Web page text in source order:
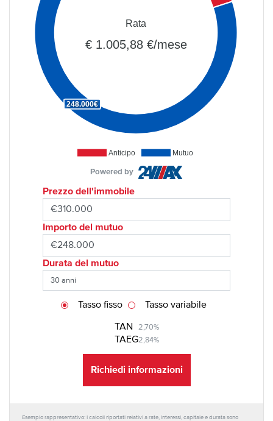
Anticipo Mutuo
248.000€
Rata
€ 1.005,88 €/mese
Powered by
Prezzo dell'immobile
Importo del mutuo
Durata del mutuo
TAN 2,70%
TAEG2,84%
Tasso fisso Tasso variabile
Richiedi informazioni
Esempio rappresentativo: I calcoli riportati relativi a rate, interessi, capitale e durata sono